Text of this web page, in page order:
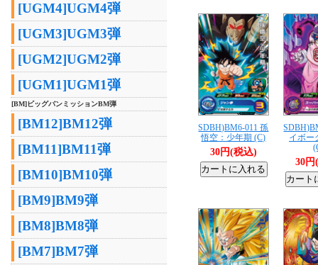
[UGM4]UGM4弾
[UGM3]UGM3弾
[UGM2]UGM2弾
[UGM1]UGM1弾
[BM]ビッグバンミッションBM弾
[BM12]BM12弾
[BM11]BM11弾
[BM10]BM10弾
[BM9]BM9弾
[BM8]BM8弾
[BM7]BM7弾
SDBH)BM6-011 孫
悟空：少年期 (C)
30円(税込)
イボー
30円